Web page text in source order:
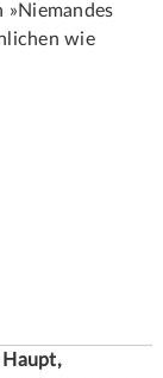
wie
Haupt,